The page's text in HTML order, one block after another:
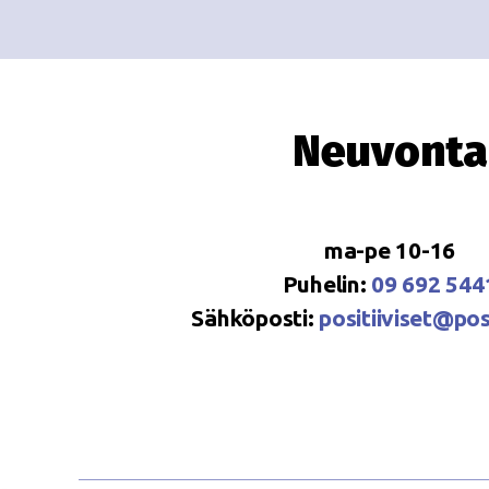
Neuvonta
ma-pe 10-16
Puhelin: 09 692
Sähköposti: